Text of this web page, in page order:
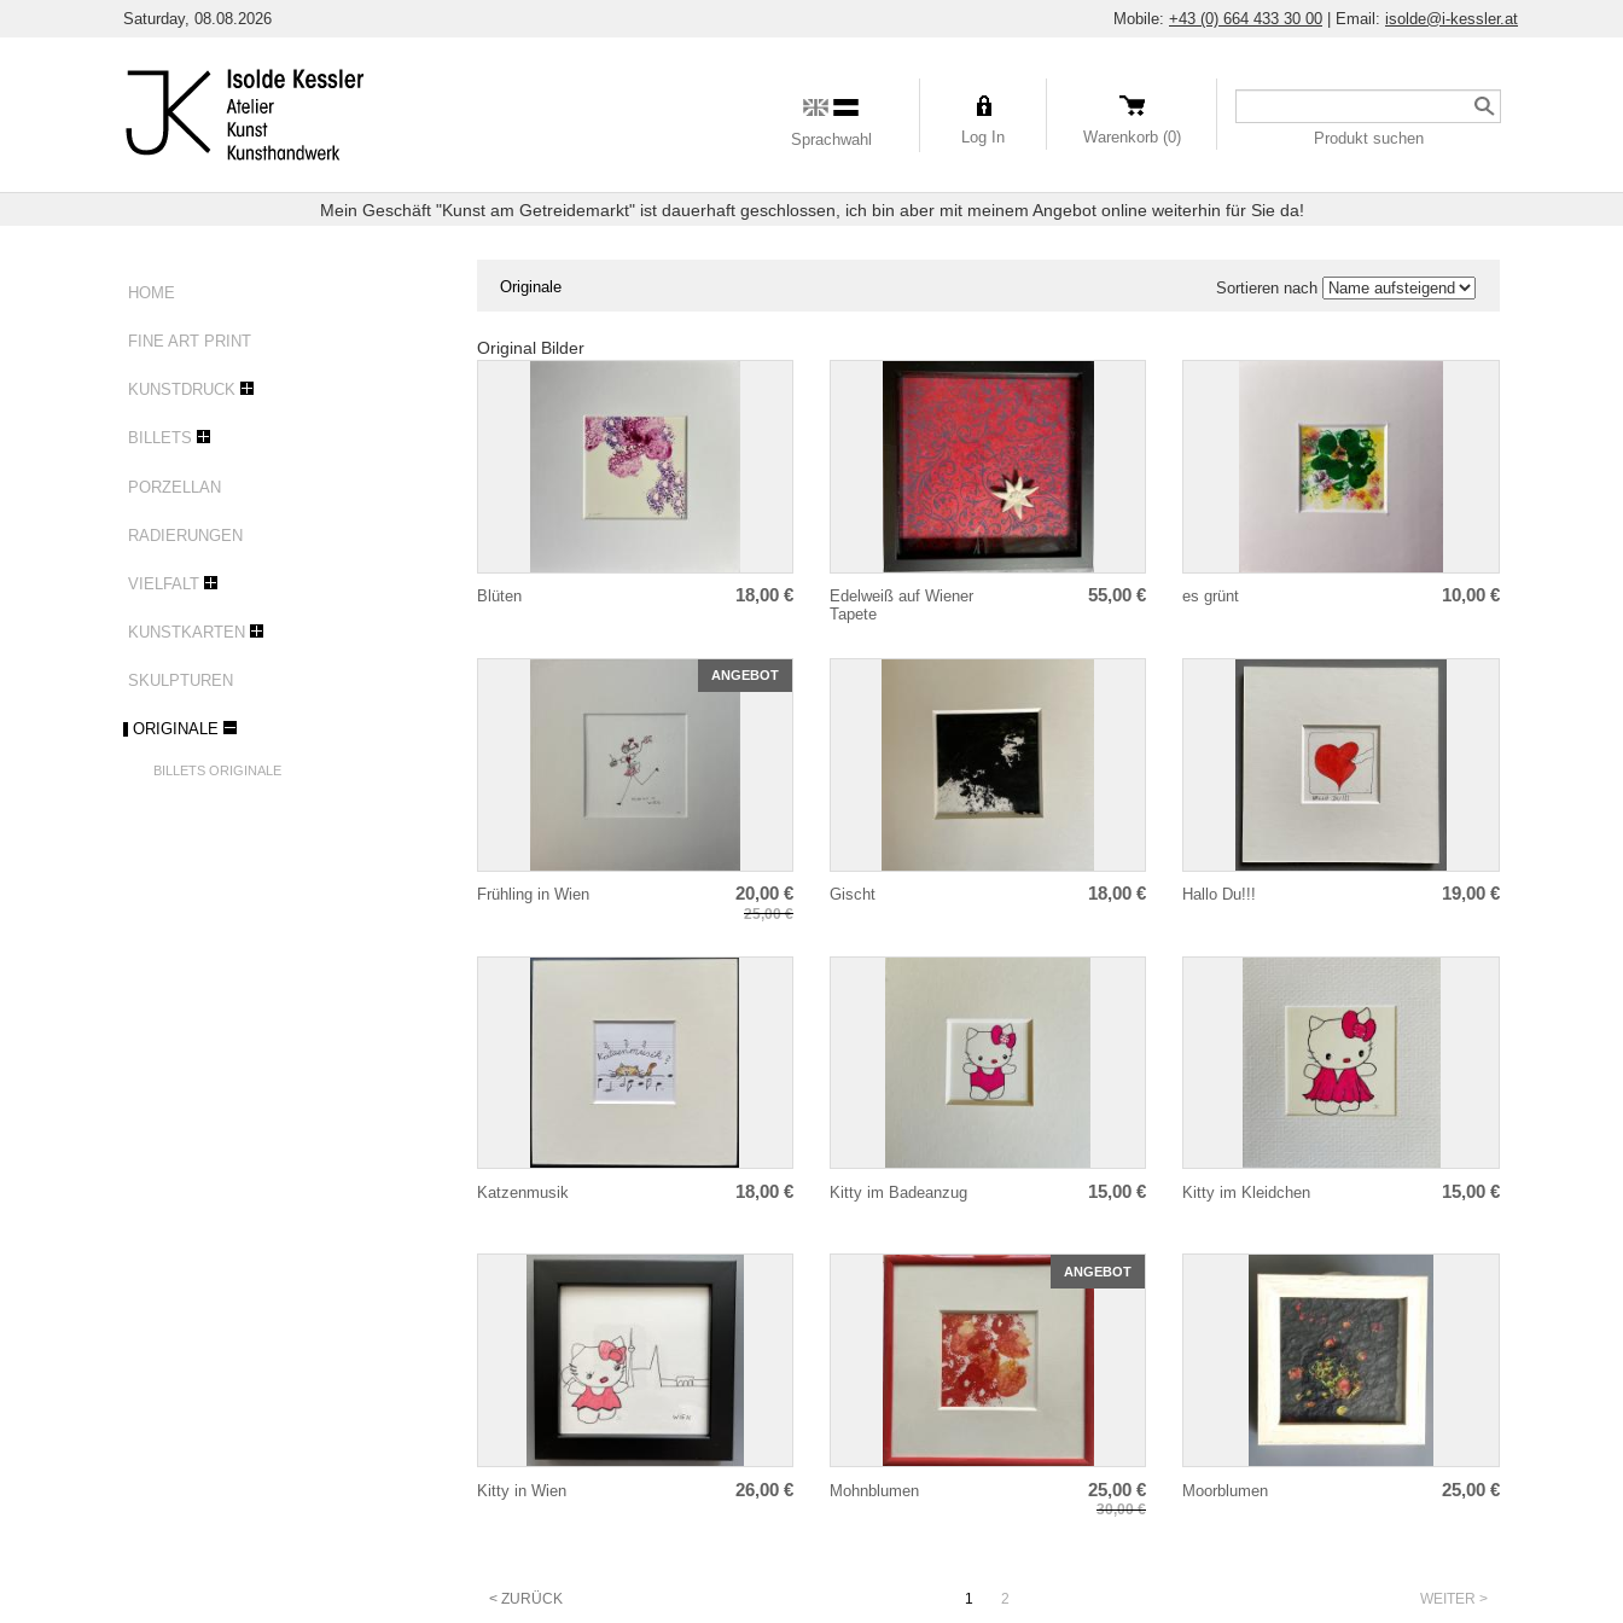
Saturday, 08.08.2026 Mobile: +43 (0) 664 433 30 00 | Email: isolde@i-kessler.at
Sprachwahl Log In Warenkorb (0)
Produkt
Produkt suchen
Mein Geschäft "Kunst am Getreidemarkt" ist dauerhaft geschlossen, ich bin aber mit meinem Angebot online weiterhin für Sie da!
HOME
FINE ART PRINT
KUNSTDRUCK
BILLETS
PORZELLAN
RADIERUNGEN
VIELFALT
KUNSTKARTEN
SKULPTUREN
ORIGINALE
BILLETS ORIGINALE
Sie
Originale Sortieren nach
Originale
Original Bilder
Blüten 18,00 €
Edelweiß auf Wiener
Tapete
55,00 € es grünt 10,00 €
ANGEBOT
Frühling in Wien 20,00 €
25,00 €
Gischt 18,00 € Hallo Du!!! 19,00 €
Katzenmusik 18,00 € Kitty im Badeanzug 15,00 € Kitty im Kleidchen 15,00 €
Kitty in Wien 26,00 €
ANGEBOT
Mohnblumen 25,00 €
30,00 €
Moorblumen 25,00 €
< ZURÜCK 1 2 WEITER >